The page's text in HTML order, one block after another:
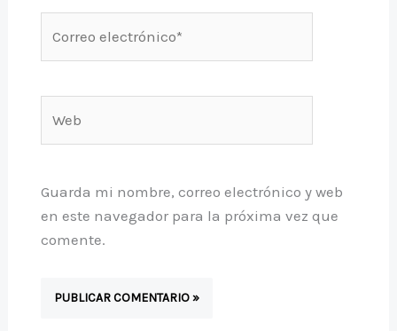
electrónico*
Guarda mi nombre, correo electrónico y web
en este navegador para la próxima vez que
comente.